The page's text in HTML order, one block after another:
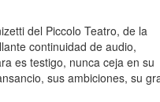
del Piccolo Teatro, de la
continuidad de audio,
es testigo, nunca ceja en su
sus ambiciones, su